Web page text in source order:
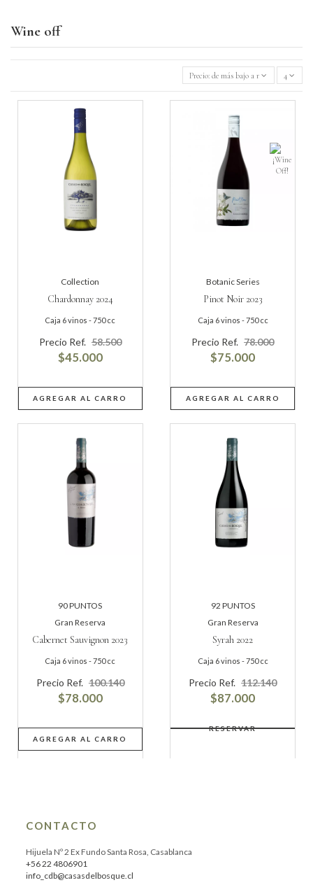
Wine off
Precio: de más bajo a más alto 4
Collection
Chardonnay 2024
$45.000
Precio Ref. 58.500
Caja 6 vinos - 750 cc
AGREGAR AL CARRO
Botanic Series
Pinot Noir 2023
$75.000
Precio Ref. 78.000
Caja 6 vinos - 750 cc
AGREGAR AL CARRO
Gran Reserva
Cabernet Sauvignon 2023
$78.000
Precio Ref. 100.140
Caja 6 vinos - 750 cc
AGREGAR AL CARRO
Gran Reserva
Syrah 2022
$87.000
Precio Ref. 112.140
Caja 6 vinos - 750 cc
CONTACTO
Hijuela Nº 2 Ex Fundo Santa Rosa, Casablanca
+56 22 4806901
info_cdb@casasdelbosque.cl